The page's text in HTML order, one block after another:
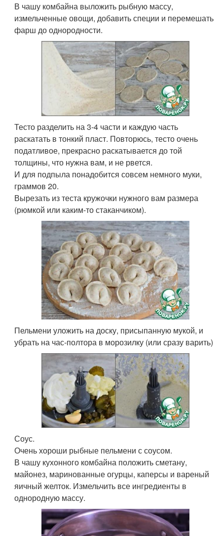
В чашу комбайна выложить рыбную массу,
измельченные овощи, добавить специи и перемешать
фарш до однородности.
Тесто разделить на 3-4 части и каждую часть
раскатать в тонкий пласт. Повторюсь, тесто очень
податливое, прекрасно раскатывается до той
толщины, что нужна вам, и не рвется.
И для подпыла понадобится совсем немного муки,
граммов 20.
Вырезать из теста кружочки нужного вам размера
(рюмкой или каким-то стаканчиком).
Пельмени уложить на доску, присыпанную мукой, и
убрать на час-полтора в морозилку (или сразу варить)
Соус.
Очень хороши рыбные пельмени с соусом.
В чашу кухонного комбайна положить сметану,
майонез, маринованные огурцы, каперсы и вареный
яичный желток. Измельчить все ингредиенты в
однородную массу.